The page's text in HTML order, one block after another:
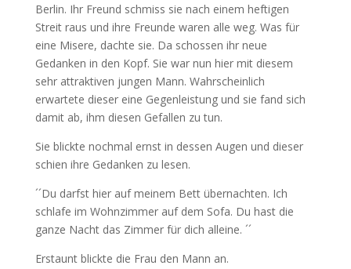
Berlin. Ihr Freund schmiss sie nach einem heftigen
Streit raus und ihre Freunde waren alle weg. Was für
eine Misere, dachte sie. Da schossen ihr neue
Gedanken in den Kopf. Sie war nun hier mit diesem
sehr attraktiven jungen Mann. Wahrscheinlich
erwartete dieser eine Gegenleistung und sie fand sich
damit ab, ihm diesen Gefallen zu tun.
Sie blickte nochmal ernst in dessen Augen und dieser
schien ihre Gedanken zu lesen.
´´Du darfst hier auf meinem Bett übernachten. Ich
schlafe im Wohnzimmer auf dem Sofa. Du hast die
ganze Nacht das Zimmer für dich alleine. ´´
Erstaunt blickte die Frau den Mann an.